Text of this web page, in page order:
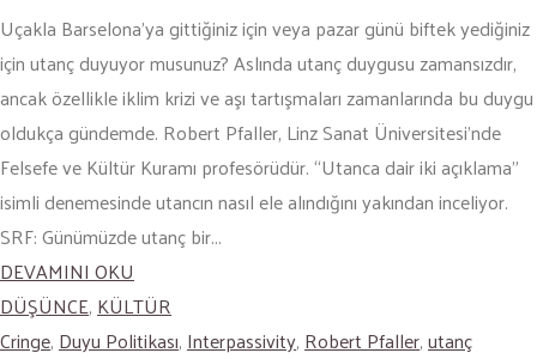
Uçakla Barselona’ya gittiğiniz için veya pazar günü biftek yediğiniz
için utanç duyuyor musunuz? Aslında utanç duygusu zamansızdır,
ancak özellikle iklim krizi ve aşı tartışmaları zamanlarında bu duygu
oldukça gündemde. Robert Pfaller, Linz Sanat Üniversitesi’nde
Felsefe ve Kültür Kuramı profesörüdür. “Utanca dair iki açıklama”
isimli denemesinde utancın nasıl ele alındığını yakından inceliyor.
SRF: Günümüzde utanç bir...
DEVAMINI OKU
DÜŞÜNCE, KÜLTÜR
Cringe, Duyu Politikası, Interpassivity, Robert Pfaller,utanç